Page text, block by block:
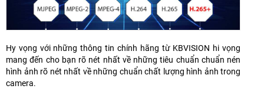
Hy vọng với những thông tin chính hãng từ KBVISION hi vọng
mang đến cho bạn rõ nét nhất về những tiêu chuẩn chuẩn nén
hình ảnh rõ nét nhất về những chuẩn chất lượng hình ảnh trong
camera.